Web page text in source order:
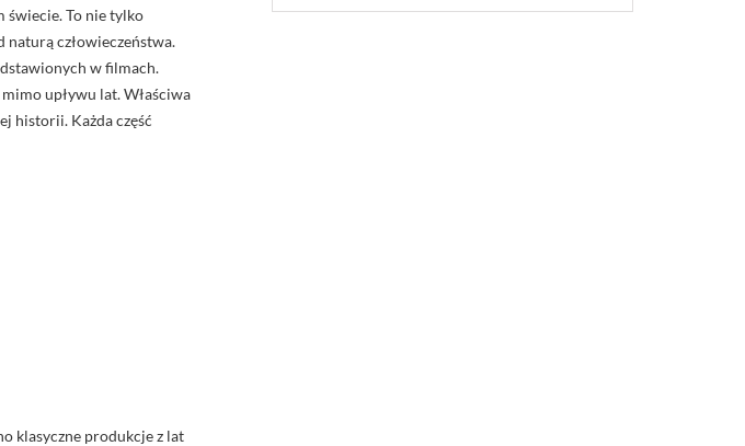
świecie. To nie tylko
naturą człowieczeństwa.
w filmach.
upływu lat. Właściwa
historii. Każda część
klasyczne produkcje z lat